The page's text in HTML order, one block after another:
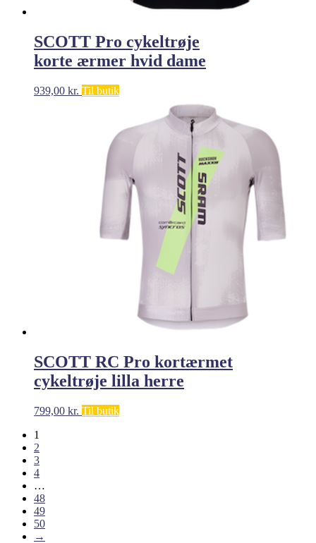
SCOTT Pro cykeltrøje
korte ærmer hvid dame
939,00 kr. Til butik
SCOTT RC Pro kortærmet
cykeltrøje lilla herre
799,00 kr. Til butik
1
2
3
4
…
48
49
50
→